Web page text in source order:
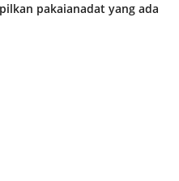
pakaianadat yang ada